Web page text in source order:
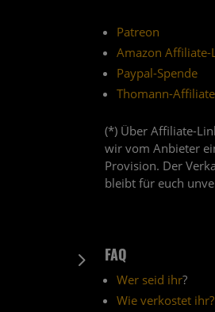
Patreon
Amazon Affiliate-
Paypal-Spende
Thomann-
(*) Über Affiliate-
wir vom Anbieter
Provision. Der
bleibt für euch
5 FAQ
Wer seid ihr?
Wie verkostet ihr?